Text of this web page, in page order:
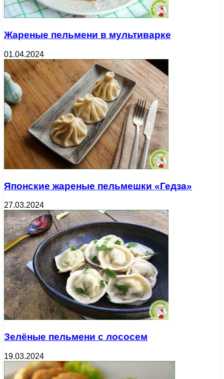
Жареные пельмени в мультиварке
01.04.2024
Японские жареные пельмешки «Гедза»
27.03.2024
Зелёные пельмени с лососем
19.03.2024